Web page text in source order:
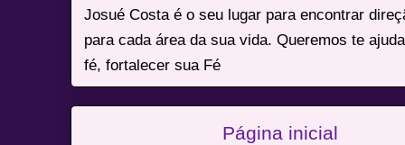
Josué Costa é o seu lugar para encontrar
para cada área da sua vida. Queremos te
fé, fortalecer sua Fé
Página inicial